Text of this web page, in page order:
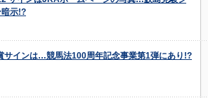
暗示!?
サインは…競馬法100周年記念事業第1弾にあり!?